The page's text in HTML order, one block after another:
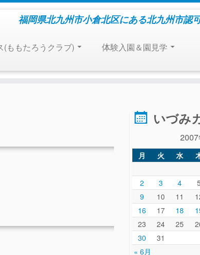
福岡県北九州市小倉北区にある北九州市認
(ももたろうクラブ)
体験入園＆園見学
いづみ
2007
月 火 水
« 6月
2
3 4 5
9
10 11
16
17 18
23
24 25
30
31